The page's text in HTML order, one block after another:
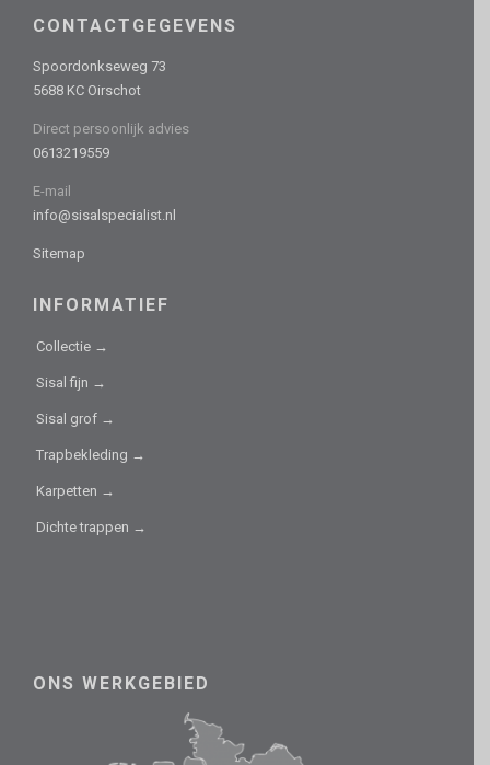
CONTACTGEGEVENS
Spoordonkseweg 73
5688 KC Oirschot
Direct persoonlijk advies
0613219559
E-mail
info@sisalspecialist.nl
Sitemap
INFORMATIEF
Collectie →
Sisal fijn →
Sisal grof →
Trapbekleding →
Karpetten →
Dichte trappen →
ONS WERKGEBIED